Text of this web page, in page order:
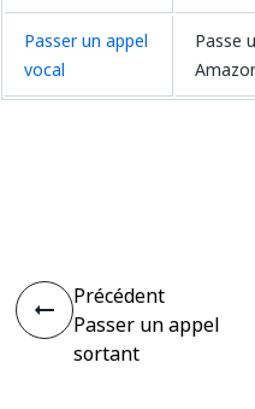
Passer un appel
vocal
Passe
Précédent
Passer un appel
sortant